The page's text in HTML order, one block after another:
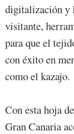
digitalización y
visitante,
para que el
con éxito en
como el kazajo.
Con esta hoja
Gran Canaria